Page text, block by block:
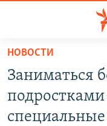
Вернуться
основному
содержанию
Вернутся
ВОДА
НОВОСТИ
Заниматься